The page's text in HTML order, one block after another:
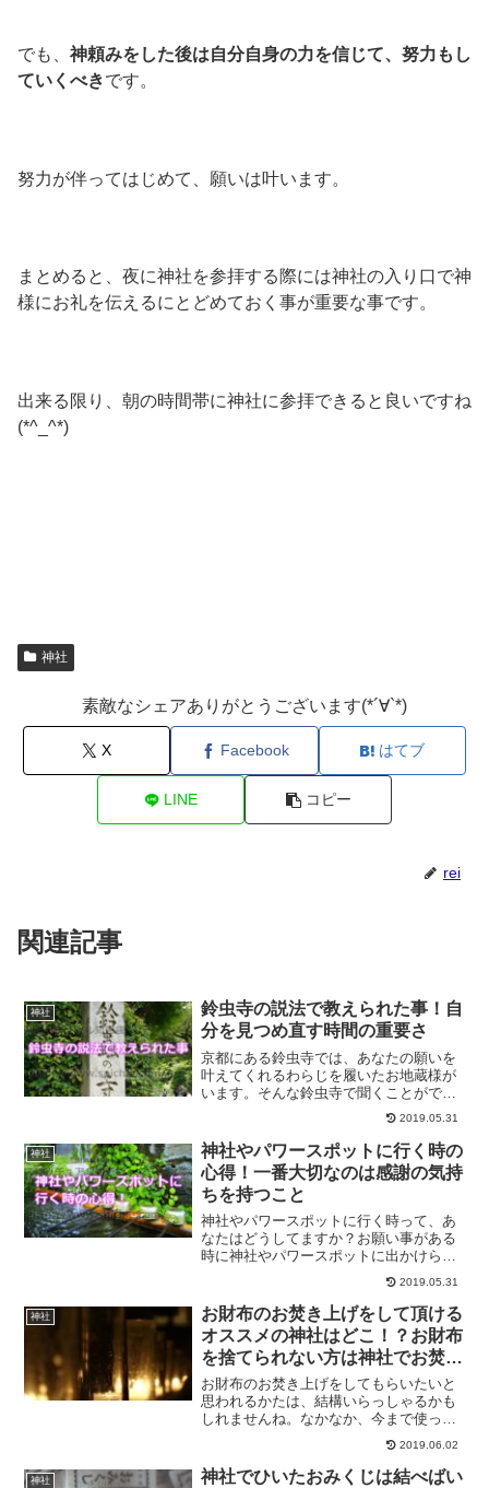
でも、 神頼みをした後は自分自身の力を信じて、努力もし
ていくべきです。
努力が伴ってはじめて、願いは叶います。
まとめると、夜に神社を参拝する際には神社の入り口で神
様にお礼を伝えるにとどめておく事が重要な事です。
出来る限り、朝の時間帯に神社に参拝できると良いですね
(*^_^*)
神社
素敵なシェアありがとうございます(*´∀`*)
X Facebook はてブ
LINE コピー
rei
関連記事
神社
鈴虫寺の説法で教えられた事！自
分を見つめ直す時間の重要さ
京都にある鈴虫寺では、あなたの願いを
叶えてくれるわらじを履いたお地蔵様が
います。そんな鈴虫寺で聞くことができ
るありがたい住職さんの説法で教えられ
た「自分を見つめ直す時間の大切さ」の
お話をシェアさせていただきます。
2019.05.31
神社
神社やパワースポットに行く時の
心得！一番大切なのは感謝の気持
ちを持つこと
神社やパワースポットに行く時って、あ
なたはどうしてますか？お願い事がある
時に神社やパワースポットに出かけられ
ますか？一番大切なのは、感謝の気持ち
を持つことです。感謝の気持ちを持つこ
とができれば、あなたの運気はどんどん
アップしていくものです。
2019.05.31
神社
お財布のお焚き上げをして頂ける
オススメの神社はどこ！？お財布
を捨てられない方は神社でお焚き
上げをするのがオススメ
お財布のお焚き上げをしてもらいたいと
思われるかたは、結構いらっしゃるかも
しれませんね。なかなか、今まで使って
きたおさいふをゴミに捨てることはでき
ないという方にオススメのお焚き上げを
して頂ける神社をご紹介していきます。
2019.06.02
神社
神社でひいたおみくじは結べばい